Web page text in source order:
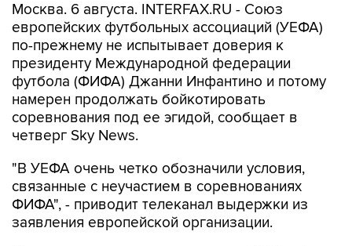
Москва. 6 августа. INTERFAX.RU - Союз
европейских футбольных ассоциаций (УЕФА)
по-прежнему не испытывает доверия к
президенту Международной федерации
футбола (ФИФА) Джанни Инфантино и потому
намерен продолжать бойкотировать
соревнования под ее эгидой, сообщает в
четверг Sky News.
"В УЕФА очень четко обозначили условия,
связанные с неучастием в соревнованиях
ФИФА", - приводит телеканал выдержки из
заявления европейской организации.